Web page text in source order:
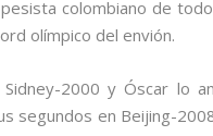
colombiano de
olímpico del envión.
2000 y Óscar lo
segundos en Beijing-